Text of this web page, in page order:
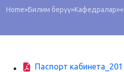
Home»Билим берүү»Кафедралар»
Паспорт кабинета_201